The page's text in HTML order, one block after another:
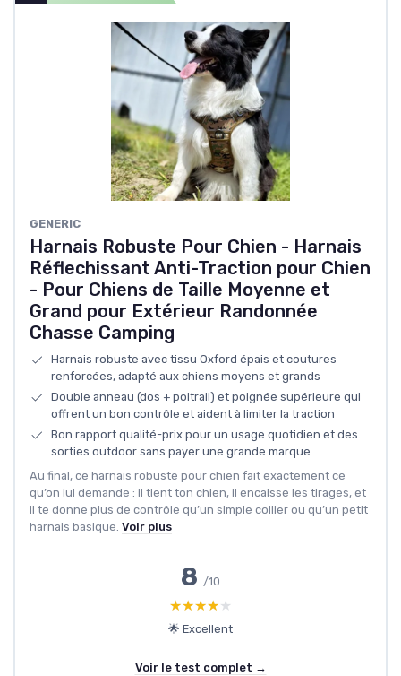
GENERIC
Harnais Robuste Pour Chien - Harnais
Réflechissant Anti-Traction pour Chien
- Pour Chiens de Taille Moyenne et
Grand pour Extérieur Randonnée
Chasse Camping
Harnais robuste avec tissu Oxford épais et coutures
renforcées, adapté aux chiens moyens et grands
Double anneau (dos + poitrail) et poignée supérieure qui
offrent un bon contrôle et aident à limiter la traction
Bon rapport qualité-prix pour un usage quotidien et des
sorties outdoor sans payer une grande marque
Au final, ce harnais robuste pour chien fait exactement ce
qu’on lui demande : il tient ton chien, il encaisse les tirages, et
il te donne plus de contrôle qu’un simple collier ou qu’un petit
harnais basique. Voir plus
8 /10
★★★★★
★★★★★
🌟 Excellent
Voir le test complet →